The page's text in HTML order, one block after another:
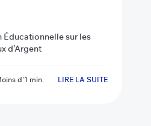
Éducationnelle sur les
d’Argent
d'1 min. LIRE LA SUITE